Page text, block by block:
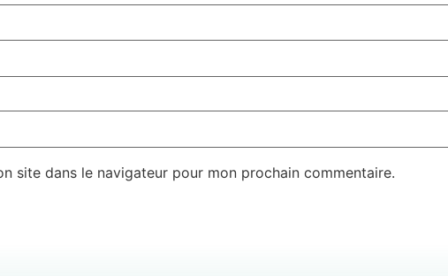
site dans le navigateur pour mon prochain commentaire.